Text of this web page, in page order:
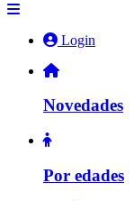
Login
Novedades
Por edades